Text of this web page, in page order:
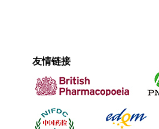
友情链接